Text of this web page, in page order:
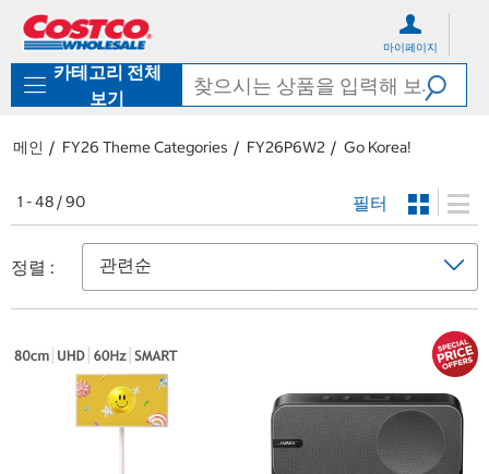
로
기
가
마이페이지
카테고리 전체
보기
메인 FY26 Theme Categories FY26P6W2 Go Korea!
1 - 48 / 90 필터
정렬 :